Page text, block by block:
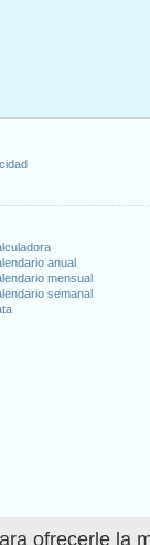
ofrecerle la
anual
mensual
semanal